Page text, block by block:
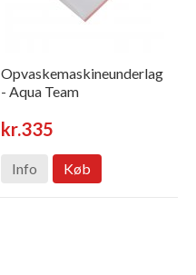
Opvaskemaskineunderlag
- Aqua Team
kr.335
Info Køb